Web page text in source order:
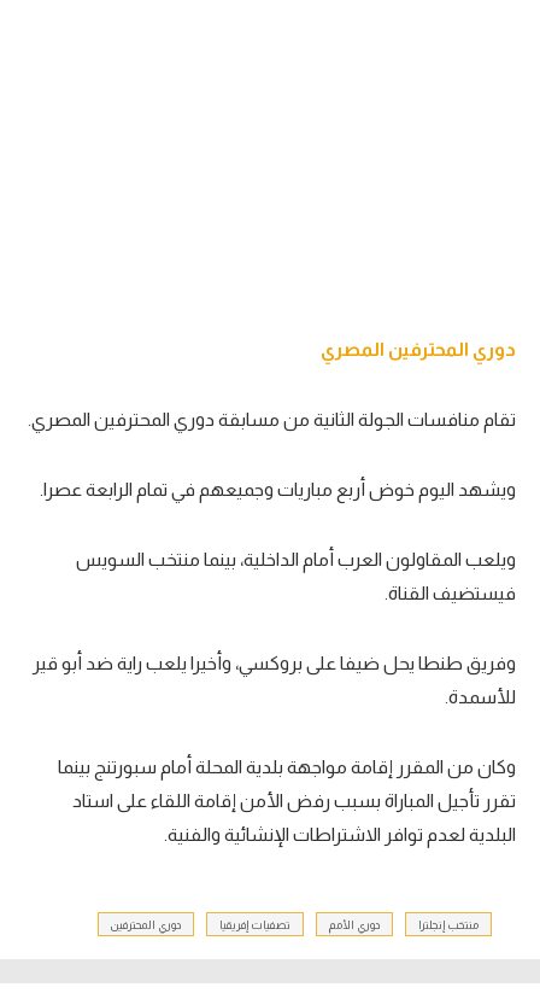
دوري المحترفين المصري
تقام منافسات الجولة الثانية من مسابقة دوري المحترفين المصري.
ويشهد اليوم خوض أربع مباريات وجميعهم في تمام الرابعة عصرا.
ويلعب المقاولون العرب أمام الداخلية، بينما منتخب السويس
فيستضيف القناة.
وفريق طنطا يحل ضيفا على بروكسي، وأخيرا يلعب راية ضد أبو قير
للأسمدة.
وكان من المقرر إقامة مواجهة بلدية المحلة أمام سبورتنج بينما
تقرر تأجيل المباراة بسبب رفض الأمن إقامة اللقاء على استاد
البلدية لعدم توافر الاشتراطات الإنشائية والفنية.
منتخب إنجلترا دوري الأمم تصفيات إفريقيا دوري المحترفين